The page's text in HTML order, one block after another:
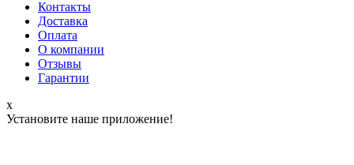
Контакты
Доставка
Оплата
О компании
Отзывы
Гарантии
x
Установите наше приложение!